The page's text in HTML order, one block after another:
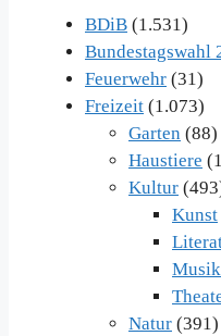
BDiB (1.531)
Bundestagswahl
Feuerwehr (31)
Freizeit (1.073)
Garten (88)
Haustiere
Kultur
Kunst
Musik
Natur (391)